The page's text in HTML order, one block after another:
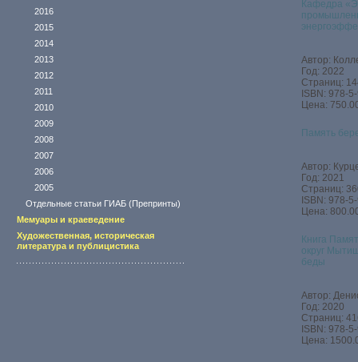
2016
2015
2014
2013
2012
2011
2010
2009
2008
2007
2006
2005
Отдельные статьи ГИАБ (Препринты)
Мемуары и краеведение
Художественная, историческая
литература и публицистика
Кафедра
Автор:
Год: 2022
Страниц:
ISBN: 978-
Цена:
Память
Автор:
Год: 2021
Страниц:
ISBN: 978-
Цена:
Книга
округ
беды
Автор:
Год: 2020
Страниц:
ISBN: 978-
Цена: